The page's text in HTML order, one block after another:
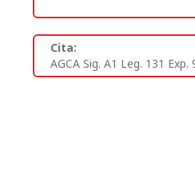
Cita:
AGCA Sig. A1 Leg. 131 Exp.